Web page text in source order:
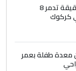
الشمل"
الإعلام الأمني: ضربات جوية دقيقة تدمر 8
كركوك
معدة طفلة بعمر